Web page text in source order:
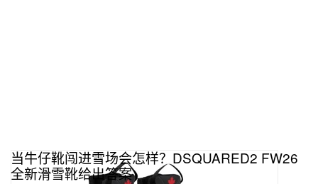
当牛仔靴闯进雪场会怎样？DSQUARED2 FW26
全新滑雪靴给出答案